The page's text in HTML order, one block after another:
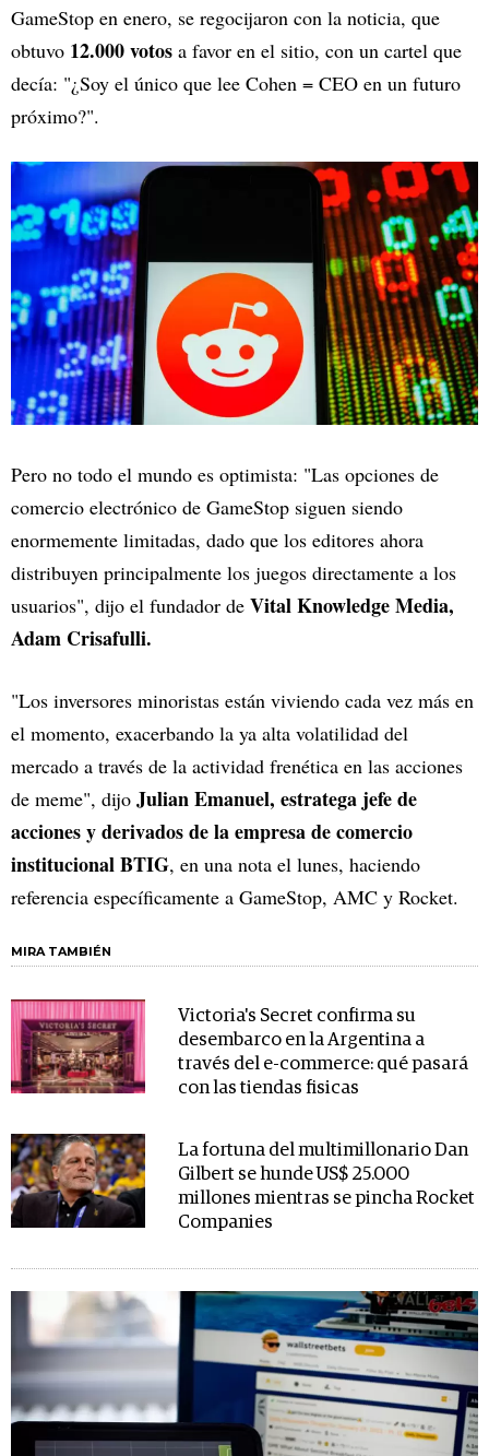
GameStop en enero, se regocijaron con la noticia, que
obtuvo 12.000 votos a favor en el sitio, con un cartel que
decía: "¿Soy el único que lee Cohen = CEO en un futuro
próximo?".
Pero no todo el mundo es optimista: "Las opciones de
comercio electrónico de GameStop siguen siendo
enormemente limitadas, dado que los editores ahora
distribuyen principalmente los juegos directamente a los
usuarios", dijo el fundador de Vital Knowledge Media,
Adam Crisafulli.
"Los inversores minoristas están viviendo cada vez más en
el momento, exacerbando la ya alta volatilidad del
mercado a través de la actividad frenética en las acciones
de meme", dijo Julian Emanuel, estratega jefe de
acciones y derivados de la empresa de comercio
institucional BTIG, en una nota el lunes, haciendo
referencia específicamente a GameStop, AMC y Rocket.
MIRA TAMBIÉN
Victoria's Secret confirma su
desembarco en la Argentina a
través del e-commerce: qué pasará
con las tiendas fisicas
La fortuna del multimillonario Dan
Gilbert se hunde US$ 25.000
millones mientras se pincha Rocket
Companies